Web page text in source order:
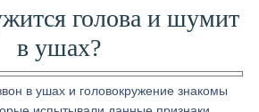
голова и шумит
в ушах?
в ушах и головокружение знакомы